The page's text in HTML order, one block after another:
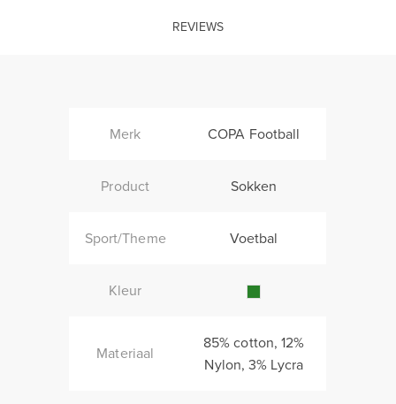
REVIEWS
Merk COPA Football
Product Sokken
Sport/Theme Voetbal
Kleur
Materiaal
85% cotton, 12%
Nylon, 3% Lycra